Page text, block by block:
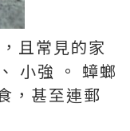
且常見的家
小強 。 蟑螂
，甚至連郵